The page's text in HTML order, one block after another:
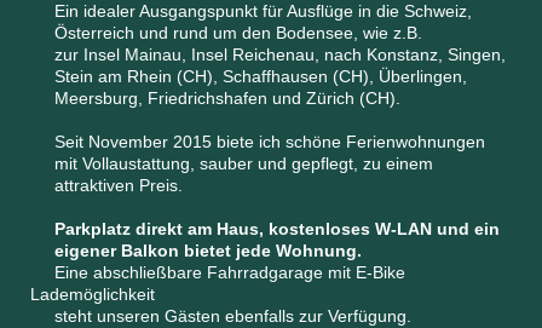
Ein idealer Ausgangspunkt für Ausflüge in die Schweiz,
Österreich und rund um den Bodensee, wie z.B.
zur Insel Mainau, Insel Reichenau, nach Konstanz, Singen,
Stein am Rhein (CH), Schaffhausen (CH), Überlingen,
Meersburg, Friedrichshafen und Zürich (CH).
Seit November 2015 biete ich schöne Ferienwohnungen
mit Vollaustattung, sauber und gepflegt, zu einem
attraktiven Preis.
Parkplatz direkt am Haus, kostenloses W-LAN und ein
eigener Balkon bietet jede Wohnung.
Eine abschließbare Fahrradgarage mit E-Bike
Lademöglichkeit
steht unseren Gästen ebenfalls zur Verfügung.